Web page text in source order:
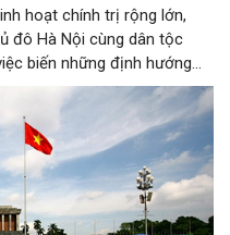
hoạt chính trị rộng lớn,
đô Hà Nội cùng dân tộc
biến những định hướng
TW của Bộ Chính trị
của mỗi người dân.